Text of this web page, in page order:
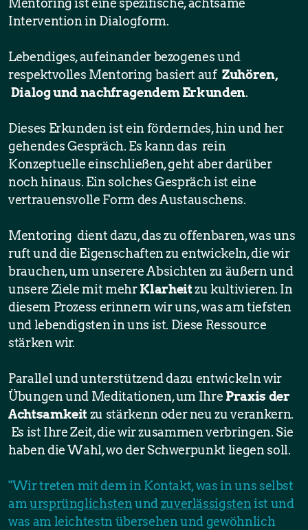
Mentoring ist eine spezifische, achtsame
Intervention in Dialogform.
Lebendiges, aufeinander bezogenes und
respektvolles Mentoring basiert auf Zuhören,
Dialog und nachfragendem Erkunden.
Dieses Erkunden ist ein förderndes, hin und her
gehendes Gespräch. Es kann das rein
Konzeptuelle einschließen, geht aber darüber
noch hinaus. Ein solches Gespräch ist eine
vertrauensvolle Form des Austauschens.
Mentoring dient dazu, das zu offenbaren, was uns
ruft und die Eigenschaften zu entwickeln, die wir
brauchen, um unserere Absichten zu äußern und
unsere Ziele mit mehrKlarheitzu kultivieren. In
diesem Prozess erinnern wir uns, was am tiefsten
und lebendigsten in uns ist. Diese Ressource
stärken wir.
Parallel und unterstützend dazu entwickeln wir
Übungen und Meditationen, um Ihre Praxis der
Achtsamkeitzu stärkenn oder neu zu verankern.
Es ist Ihre Zeit, die wir zusammen verbringen. Sie
haben die Wahl, wo der Schwerpunkt liegen soll.
"Wir treten mit dem in Kontakt, was in uns selbst
amursprünglichstenundzuverlässigstenist und
was am leichtestn übersehen und gewöhnlich
Inspirationen
Blog